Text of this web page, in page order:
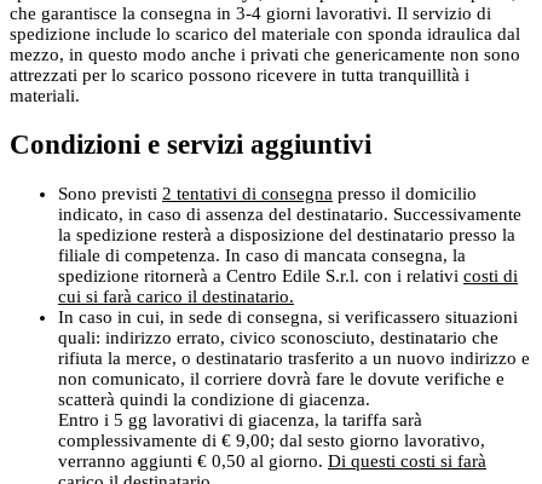
che garantisce la consegna in 3-4 giorni lavorativi. Il servizio di
spedizione include lo scarico del materiale con sponda idraulica dal
mezzo, in questo modo anche i privati che genericamente non sono
attrezzati per lo scarico possono ricevere in tutta tranquillità i
materiali.
Condizioni e servizi aggiuntivi
Sono previsti 2 tentativi di consegna presso il domicilio
indicato, in caso di assenza del destinatario. Successivamente
la spedizione resterà a disposizione del destinatario presso la
filiale di competenza. In caso di mancata consegna, la
spedizione ritornerà a Centro Edile S.r.l. con i relativi costi di
cui si farà carico il destinatario.
In caso in cui, in sede di consegna, si verificassero situazioni
quali: indirizzo errato, civico sconosciuto, destinatario che
rifiuta la merce, o destinatario trasferito a un nuovo indirizzo e
non comunicato, il corriere dovrà fare le dovute verifiche e
scatterà quindi la condizione di giacenza.
Entro i 5 gg lavorativi di giacenza, la tariffa sarà
complessivamente di € 9,00; dal sesto giorno lavorativo,
verranno aggiunti € 0,50 al giorno. Di questi costi si farà